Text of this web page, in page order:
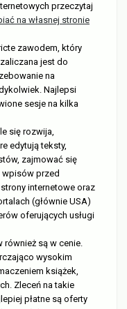
przeczytaj
na własnej stronie
zawodem, który
jest do
na
Najlepsi
sesje na kilka
się rozwija,
edytują teksty,
zajmować się
wpisów przed
internetowe oraz
(głównie USA)
oferujących usługi
również są w cenie.
wysokim
książek,
Zleceń na takie
płatne są oferty